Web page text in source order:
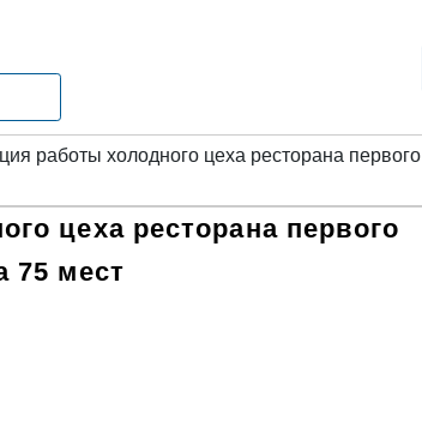
работы холодного цеха ресторана первого
цеха ресторана первого
75 мест